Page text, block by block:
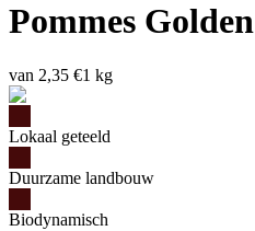
Pommes Golden
van 2,35 €1 kg
Lokaal geteeld
Duurzame landbouw
Biodynamisch